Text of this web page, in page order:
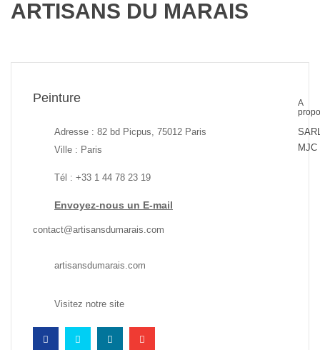
ARTISANS DU MARAIS
Peinture
Adresse : 82 bd Picpus, 75012 Paris
Ville : Paris
Tél : +33 1 44 78 23 19
Envoyez-nous un E-mail
contact@artisansdumarais.com
artisansdumarais.com
Visitez notre site
A
MJC